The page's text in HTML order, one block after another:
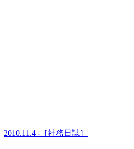
2010.11.4 -［社務日誌］